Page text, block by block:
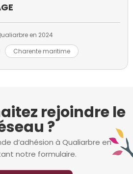
en 2024
Charente maritime
rejoindre le
?
d’adhésion à Qualiarbre en
notre formulaire.